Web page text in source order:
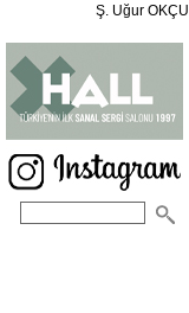
Ş. Uğur OKÇU